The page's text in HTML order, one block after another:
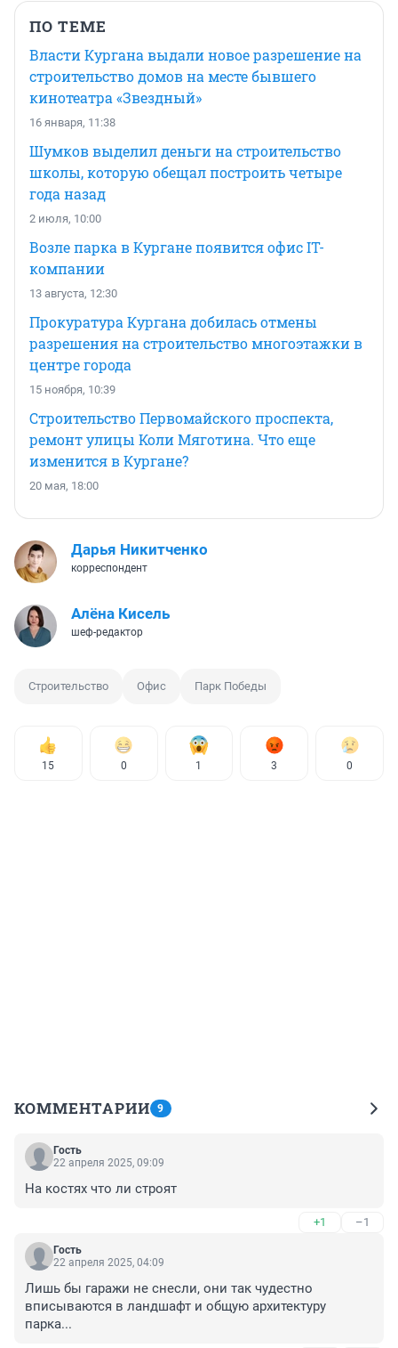
ПО ТЕМЕ
Власти Кургана выдали новое разрешение на
строительство домов на месте бывшего
кинотеатра «Звездный»
16 января, 11:38
Шумков выделил деньги на строительство
школы, которую обещал построить четыре
года назад
2 июля, 10:00
Возле парка в Кургане появится офис IT-
компании
13 августа, 12:30
Прокуратура Кургана добилась отмены
разрешения на строительство многоэтажки в
центре города
15 ноября, 10:39
Строительство Первомайского проспекта,
ремонт улицы Коли Мяготина. Что еще
изменится в Кургане?
20 мая, 18:00
Дарья Никитченко
корреспондент
Алёна Кисель
шеф-редактор
Строительство Офис Парк Победы
15 0 1 3 0
КОММЕНТАРИИ 9
Гость
22 апреля 2025, 09:09
На костях что ли строят
+1 –1
Гость
22 апреля 2025, 04:09
Лишь бы гаражи не снесли, они так чудестно
вписываются в ландшафт и общую архитектуру
парка...